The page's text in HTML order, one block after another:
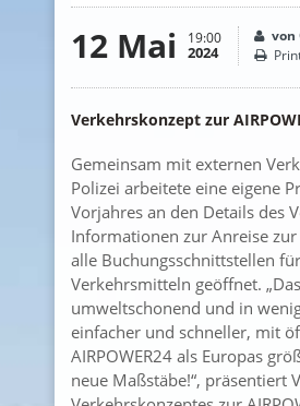
12 Mai 19:00
2024
von
Verkehrskonzept zur
Gemeinsam mit externen
Polizei arbeitete eine eigene
Vorjahres an den Details des
Informationen zur Anreise zur
alle Buchungsschnittstellen
Verkehrsmitteln geöffnet.
umweltschonend und in
einfacher und schneller, mit
AIRPOWER24 als Europas
neue Maßstäbe!“, präsentiert